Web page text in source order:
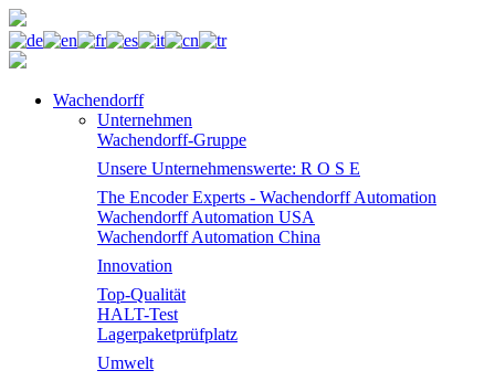
Wachendorff
Unternehmen
Wachendorff-Gruppe
Unsere Unternehmenswerte: R O S E
The Encoder Experts - Wachendorff Automation
Wachendorff Automation USA
Wachendorff Automation China
Innovation
Top-Qualität
HALT-Test
Lagerpaketprüfplatz
Umwelt